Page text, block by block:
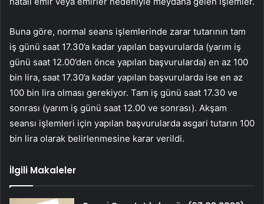
Buna göre, normal seans işlemlerinde zarar tutarının tam
iş günü saat 17.30’a kadar yapılan başvurularda (yarım iş
günü saat 12.00’den önce yapılan başvurularda) en az 100
bin lira, saat 17.30’a kadar yapılan başvurularda ise en az
100 bin lira olması gerekiyor. Tam iş günü saat 17.30 ve
sonrası (yarım iş günü saat 12.00 ve sonrası). Akşam
seansı işlemleri için yapılan başvurularda asgari tutarın 100
bin lira olarak belirlenmesine karar verildi.
İlgili Makaleler